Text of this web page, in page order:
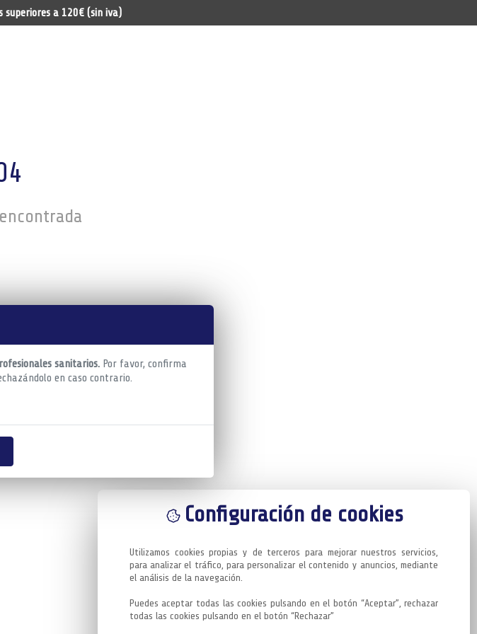
sanitarios. Por favor, confirma
en caso contrario.
Configuración de cookies
Utilizamos cookies propias y de terceros para mejorar nuestros servicios,
para analizar el tráfico, para personalizar el contenido y anuncios, mediante
el análisis de la navegación.
Puedes aceptar todas las cookies pulsando en el botón “Aceptar”, rechazar
todas las cookies pulsando en el botón “Rechazar”
superiores a 120€ (sin iva)